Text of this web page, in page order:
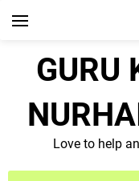
GURU
Love to help